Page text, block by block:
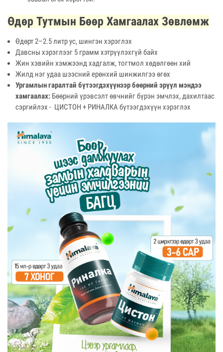
Өдөр Тутмын Бөөр Хамгаалах Зөвлөмж
Өдөрт 2–2.5 литр ус, шингэн хэрэглэх
Давсны хэрэглээг 5 грамм хэтрүүлэхгүй байх
Жин хэвийн хэмжээнд хадгалж, тогтмол хөдөлгөөн хий
Жилд нэг удаа шээсний ерөнхий шинжилгээ өгөх
Ургамлын гаралтай бүтээгдэхүүнээр бөөрний эрүүл мэндээ
хамгаалах: Бөөрний үрэвсэлт өвчнийг бүрэн эмчлэх, дахилтаас
сэргийлэх - ЦИСТОН + РИНАЛКА бүтээгдэхүүн хэрэглэх